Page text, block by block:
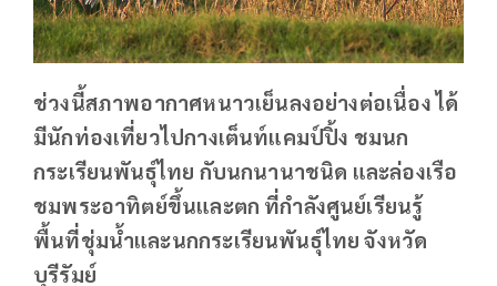
ช่วงนี้สภาพอากาศหนาวเย็นลงอย่างต่อเนื่อง ได้
มีนักท่องเที่ยวไปกางเต็นท์แคมป์ปิ้ง ชมนก
กระเรียนพันธุ์ไทย กับนกนานาชนิด และล่องเรือ
ชมพระอาทิตย์ขึ้นและตก ที่กำลังศูนย์เรียนรู้
พื้นที่ชุ่มน้ำและนกกระเรียนพันธุ์ไทย จังหวัด
บุรีรัมย์